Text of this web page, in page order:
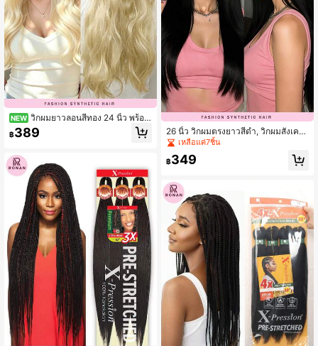
NEW วิกผมยาวลอนสีทอง 24 นิ้ว พร้อม
หมวกเบเร่ต์สีแดง หมวกวิกถอดได้ ทนค
วามร้อน เหมาะสำหรับสวมใส่ประจำวัน
฿389
26 นิ้ว วิกผมตรงยาวสีดำ, วิกผมสังเครา
ะห์ทนความร้อนสำหรับผู้หญิง
เหลือแค่7ชิ้น
฿349